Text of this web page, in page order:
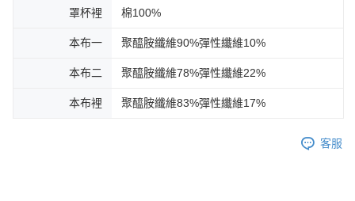
罩杯裡 棉100%
本布一 聚醯胺纖維90%彈性纖維10%
本布二 聚醯胺纖維78%彈性纖維22%
本布裡 聚醯胺纖維83%彈性纖維17%
客服